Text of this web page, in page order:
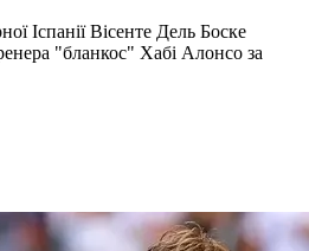
Іспанії Вісенте Дель Боске
"бланкос" Хабі Алонсо за